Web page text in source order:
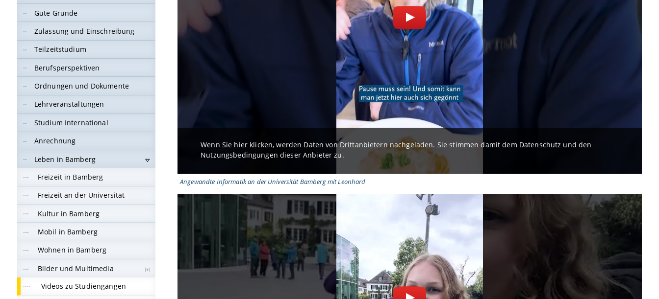
Gute Gründe
Zulassung und Einschreibung
Teilzeitstudium
Berufsperspektiven
Ordnungen und Dokumente
Lehrveranstaltungen
Studium International
Anrechnung
Leben in Bamberg
Freizeit in Bamberg
Freizeit an der Universität
Kultur in Bamberg
Mobil in Bamberg
Wohnen in Bamberg
Bilder und Multimedia
Videos zu Studiengängen
Wenn Sie hier klicken, werden Daten von Drittanbietern nachgeladen. Sie stimmen damit dem Datenschutz und den
Nutzungsbedingungen dieser Anbieter zu.
Angewandte Informatik an der Universität Bamberg mit Leonhard